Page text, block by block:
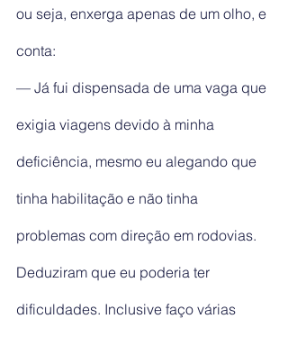
ou seja, enxerga apenas de um olho, e
conta:
— Já fui dispensada de uma vaga que
exigia viagens devido à minha
deficiência, mesmo eu alegando que
tinha habilitação e não tinha
problemas com direção em rodovias.
Deduziram que eu poderia ter
dificuldades. Inclusive faço várias